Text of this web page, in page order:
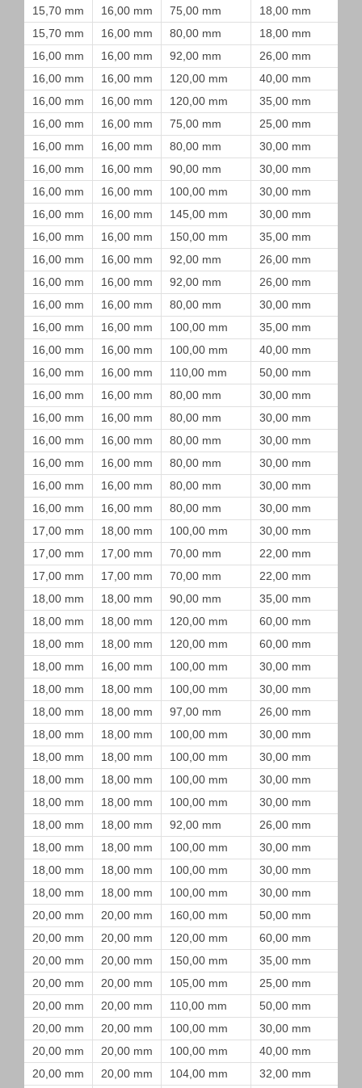
15,70 mm 16,00 mm 75,00 mm
18,00 mm
15,70 mm
16,00 mm 80,00 mm
18,00 mm
16,00 mm
16,00 mm 92,00 mm
26,00 mm
16,00 mm
16,00 mm 120,00 mm
40,00 mm
16,00 mm
16,00 mm 120,00 mm
35,00 mm
16,00 mm
16,00 mm 75,00 mm
25,00 mm
16,00 mm
16,00 mm 80,00 mm
30,00 mm
16,00 mm
16,00 mm 90,00 mm
30,00 mm
16,00 mm
16,00 mm 100,00 mm
30,00 mm
16,00 mm
16,00 mm 145,00 mm
30,00 mm
16,00 mm
16,00 mm 150,00 mm
35,00 mm
16,00 mm
16,00 mm 92,00 mm
26,00 mm
16,00 mm
16,00 mm 92,00 mm
26,00 mm
16,00 mm
16,00 mm 80,00 mm
30,00 mm
16,00 mm
16,00 mm 100,00 mm
35,00 mm
16,00 mm
16,00 mm 100,00 mm
40,00 mm
16,00 mm
16,00 mm 110,00 mm
50,00 mm
16,00 mm
16,00 mm 80,00 mm
30,00 mm
16,00 mm
16,00 mm 80,00 mm
30,00 mm
16,00 mm
16,00 mm 80,00 mm
30,00 mm
16,00 mm
16,00 mm 80,00 mm
30,00 mm
16,00 mm
16,00 mm 80,00 mm
30,00 mm
16,00 mm
16,00 mm 80,00 mm
30,00 mm
17,00 mm
18,00 mm 100,00 mm
30,00 mm
17,00 mm
17,00 mm 70,00 mm
22,00 mm
17,00 mm
17,00 mm 70,00 mm
22,00 mm
18,00 mm
18,00 mm 90,00 mm
35,00 mm
18,00 mm
18,00 mm 120,00 mm
60,00 mm
18,00 mm
18,00 mm 120,00 mm
60,00 mm
18,00 mm
16,00 mm 100,00 mm
30,00 mm
18,00 mm
18,00 mm 100,00 mm
30,00 mm
18,00 mm
18,00 mm 97,00 mm
26,00 mm
18,00 mm
18,00 mm 100,00 mm
30,00 mm
18,00 mm
18,00 mm 100,00 mm
30,00 mm
18,00 mm
18,00 mm 100,00 mm
30,00 mm
18,00 mm
18,00 mm 100,00 mm
30,00 mm
18,00 mm
18,00 mm 92,00 mm
26,00 mm
18,00 mm
18,00 mm 100,00 mm
30,00 mm
18,00 mm
18,00 mm 100,00 mm
30,00 mm
18,00 mm
18,00 mm 100,00 mm
30,00 mm
20,00 mm
20,00 mm 160,00 mm
50,00 mm
20,00 mm
20,00 mm 120,00 mm
60,00 mm
20,00 mm
20,00 mm 150,00 mm
35,00 mm
20,00 mm
20,00 mm 105,00 mm
25,00 mm
20,00 mm
20,00 mm 110,00 mm
50,00 mm
20,00 mm
20,00 mm 100,00 mm
30,00 mm
20,00 mm
20,00 mm 100,00 mm
40,00 mm
20,00 mm
20,00 mm 104,00 mm
32,00 mm